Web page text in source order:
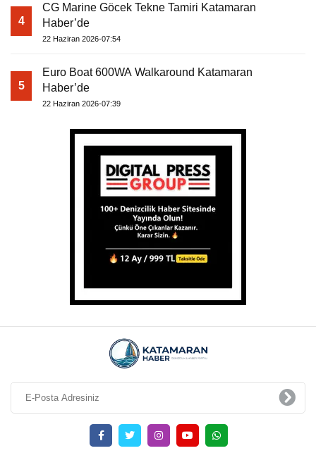
4
CG Marine Göcek Tekne Tamiri Katamaran
Haber’de
22 Haziran 2026-07:54
5
Euro Boat 600WA Walkaround Katamaran
Haber’de
22 Haziran 2026-07:39